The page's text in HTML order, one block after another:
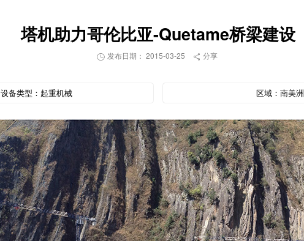
塔机助力哥伦比亚-Quetame桥梁建设
 发布日期： 2015-03-25  分享
设备类型： 起重机械 区域： 南美洲